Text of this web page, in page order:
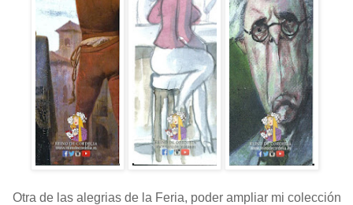
Otra de las alegrias de la Feria, poder ampliar mi colección